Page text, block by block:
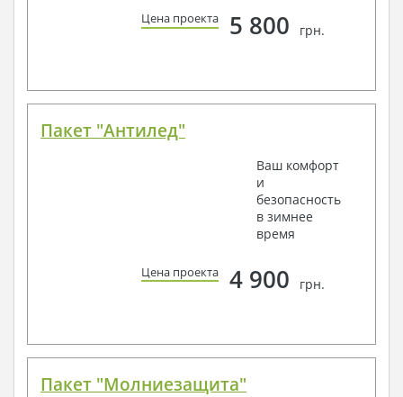
Цена проекта 5 800 грн.
Пакет "Антилед"
Ваш комфорт
и
безопасность
в зимнее
время
Цена проекта 4 900 грн.
Пакет "Молниезащита"